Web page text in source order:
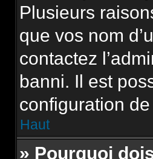
Plusieurs
que vos nom
contactez
banni. Il est
configuration
Haut
» Pourquoi